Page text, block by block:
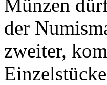
Münzen
der
zweiter,